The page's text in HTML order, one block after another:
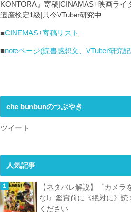
KONTORA』寄稿|CINAMAS+映画ライ
遺産検定1級|只今VTuber研究中
■CINEMAS+寄稿リスト
■noteページ(読書感想文、VTuber研究
che bunbunのつぶやき
ツイート
人気記事
【ネタバレ解説】『カメラ
な!』鑑賞前に《絶対に》読
ください